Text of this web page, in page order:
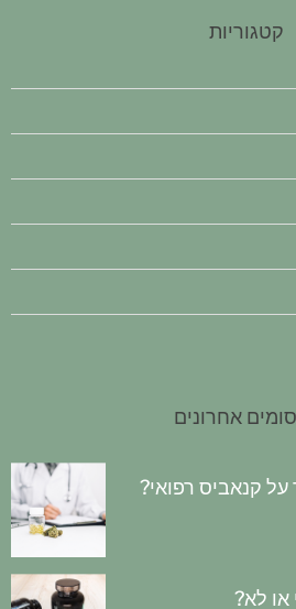
קטגוריות
אחרונים
קנאביס רפואי?
או לא?